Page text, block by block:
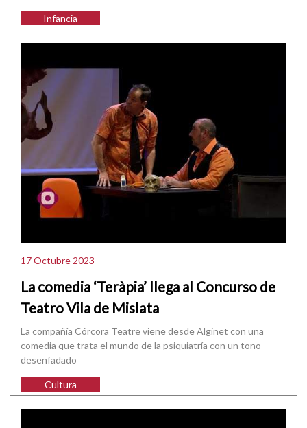
Infancia
17 Octubre 2023
La comedia ‘Teràpia’ llega al Concurso de
Teatro Vila de Mislata
La compañía Córcora Teatre viene desde Alginet con una
comedia que trata el mundo de la psiquiatría con un tono
desenfadado
Cultura